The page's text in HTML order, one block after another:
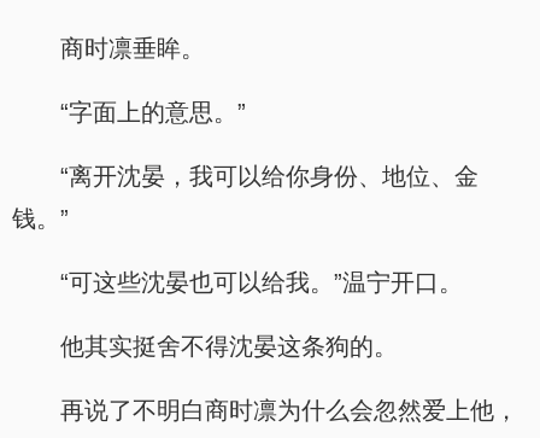
商时凛垂眸。
“字面上的意思。”
“离开沈晏，我可以给你身份、地位、金
钱。”
“可这些沈晏也可以给我。”温宁开口。
他其实挺舍不得沈晏这条狗的。
再说了不明白商时凛为什么会忽然爱上他，